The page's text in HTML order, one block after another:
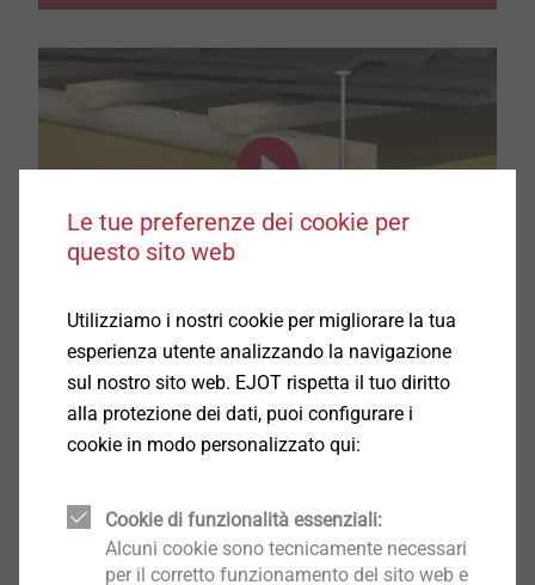
Le tue preferenze dei cookie per
questo sito web
Utilizziamo i nostri cookie per migliorare la tua
esperienza utente analizzando la navigazione
sul nostro sito web. EJOT rispetta il tuo diritto
alla protezione dei dati, puoi configurare i
cookie in modo personalizzato qui:
Cookie di funzionalità essenziali:
Alcuni cookie sono tecnicamente necessari
per il corretto funzionamento del sito web e